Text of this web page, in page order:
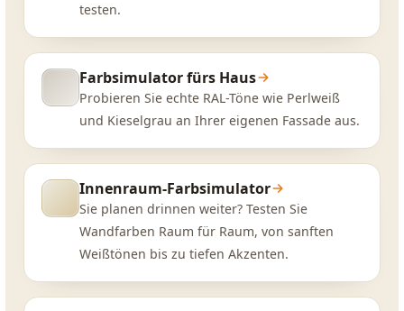
testen.
Farbsimulator fürs Haus
Probieren Sie echte RAL-Töne wie Perlweiß
und Kieselgrau an Ihrer eigenen Fassade aus.
Innenraum-Farbsimulator
Sie planen drinnen weiter? Testen Sie
Wandfarben Raum für Raum, von sanften
Weißtönen bis zu tiefen Akzenten.